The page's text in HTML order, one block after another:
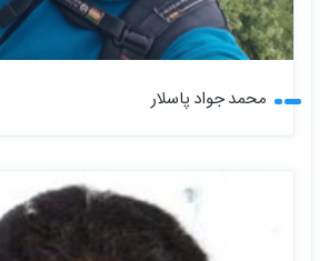
محمد جواد پاسلار